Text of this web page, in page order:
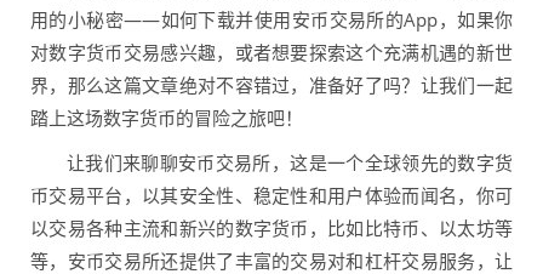
用的小秘密——如何下载并使用安币交易所的App，如果你
对数字货币交易感兴趣，或者想要探索这个充满机遇的新世
界，那么这篇文章绝对不容错过，准备好了吗？让我们一起
踏上这场数字货币的冒险之旅吧！
让我们来聊聊安币交易所，这是一个全球领先的数字货
币交易平台，以其安全性、稳定性和用户体验而闻名，你可
以交易各种主流和新兴的数字货币，比如比特币、以太坊等
等，安币交易所还提供了丰富的交易对和杠杆交易服务，让